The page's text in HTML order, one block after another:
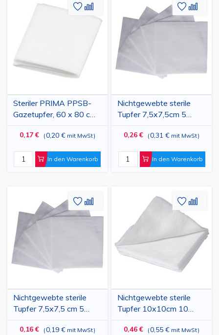
Steriler PRIMA PPSB-
Gazetupfer, 60 x 80 cm,
saugfähig, mit
mikrobieller Barriere
0,17 € (0,20 € mit MwSt)
In den Warenkorb
Zur
Wunschliste
hinzufügen
Hinzufügen
zum
vergleichen
Nichtgewebte sterile
Tupfer 7,5x7,5cm 5
Stück
0,26 € (0,31 € mit MwSt)
In den Warenkorb
Zur
Nichtgewebte sterile
Tupfer 7,5x7,5 cm 5
Stück
0,16 € (0,19 € mit MwSt)
Zur
Wunschliste
hinzufügen
Hinzufügen
vergleichen
Nichtgewebte sterile
Tupfer 10x10cm 10
Stück
0,46 € (0,55 € mit MwSt)
Zur